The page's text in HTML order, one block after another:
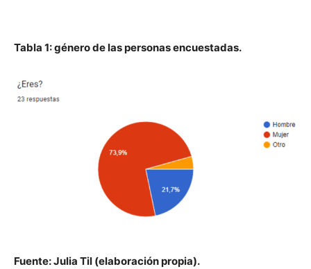
Tabla 1: género de las personas encuestadas.
Fuente: Julia Til (elaboración propia).